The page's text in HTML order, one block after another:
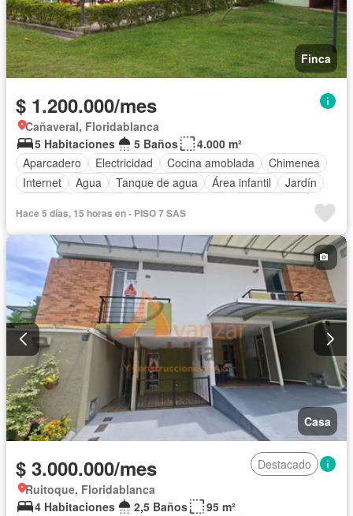
Finca
$ 1.200.000/mes
Cañaveral, Floridablanca
5 Habitaciones
5 Baños
4.000 m²
Aparcadero
Electricidad Cocina amoblada
Chimenea
Internet
Agua Tanque de agua Área infantil
Jardín
Hace 5 días, 15 horas en - PISO 7 SAS
Casa
$ 3.000.000/mes
Destacado
Ruitoque, Floridablanca
4 Habitaciones
2,5 Baños
95 m²